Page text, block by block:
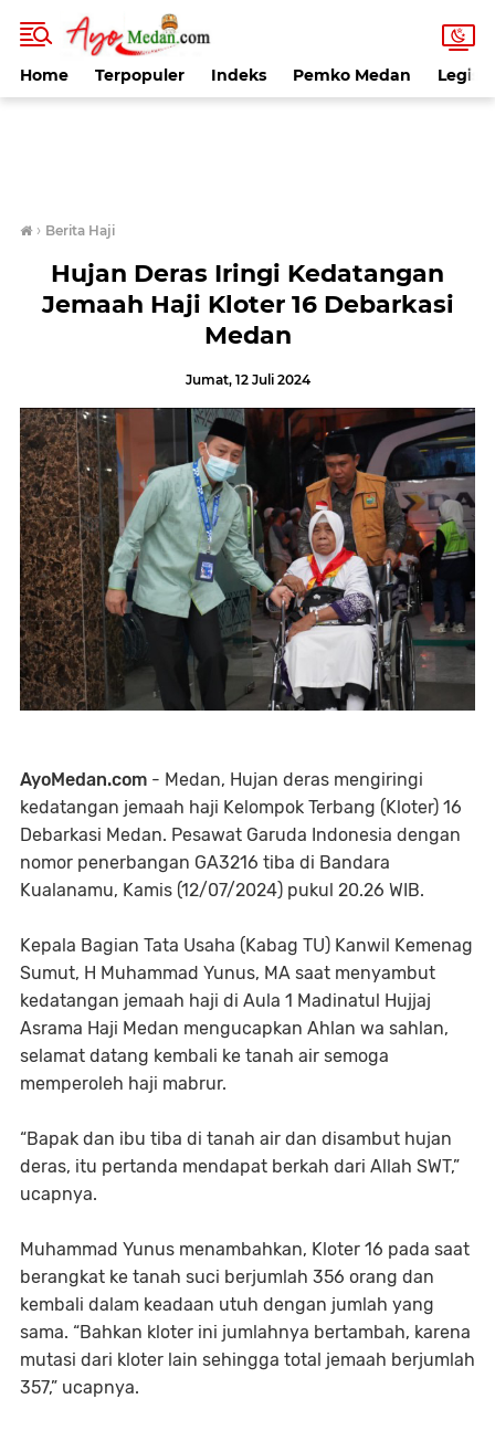
Home Terpopuler Indeks Pemko Medan
› Berita Haji
Hujan Deras Iringi Kedatangan
Jemaah Haji Kloter 16 Debarkasi
Medan
Jumat, 12 Juli 2024
AyoMedan.com - Medan, Hujan deras mengiringi
kedatangan jemaah haji Kelompok Terbang (Kloter) 16
Debarkasi Medan. Pesawat Garuda Indonesia dengan
nomor penerbangan GA3216 tiba di Bandara
Kualanamu, Kamis (12/07/2024) pukul 20.26 WIB.
Kepala Bagian Tata Usaha (Kabag TU) Kanwil Kemenag
Sumut, H Muhammad Yunus, MA saat menyambut
kedatangan jemaah haji di Aula 1 Madinatul Hujjaj
Asrama Haji Medan mengucapkan Ahlan wa sahlan,
selamat datang kembali ke tanah air semoga
memperoleh haji mabrur.
“Bapak dan ibu tiba di tanah air dan disambut hujan
deras, itu pertanda mendapat berkah dari Allah SWT,”
ucapnya.
Muhammad Yunus menambahkan, Kloter 16 pada saat
berangkat ke tanah suci berjumlah 356 orang dan
kembali dalam keadaan utuh dengan jumlah yang
sama. “Bahkan kloter ini jumlahnya bertambah, karena
mutasi dari kloter lain sehingga total jemaah berjumlah
357,” ucapnya.